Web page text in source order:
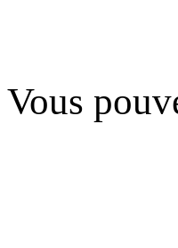
Vous